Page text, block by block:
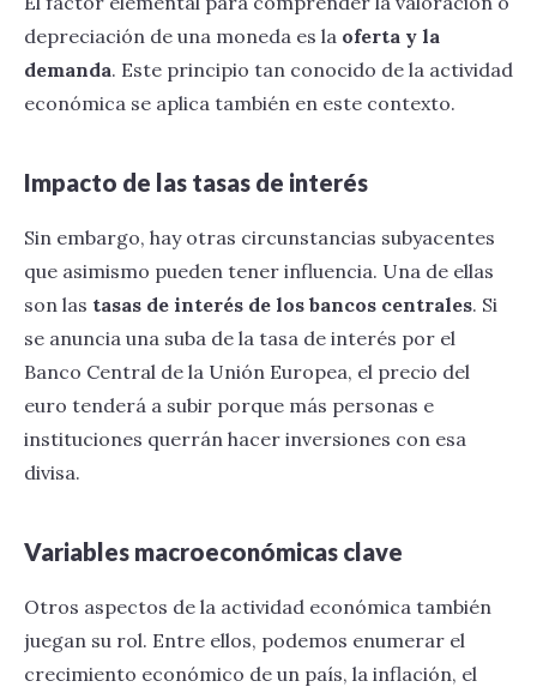
depreciación de una moneda es la oferta y la
demanda. Este principio tan conocido de la actividad
económica se aplica también en este contexto.
Impacto de las tasas de interés
Sin embargo, hay otras circunstancias subyacentes
que asimismo pueden tener influencia. Una de ellas
son las tasas de interés de los bancos centrales. Si
se anuncia una suba de la tasa de interés por el
Banco Central de la Unión Europea, el precio del
euro tenderá a subir porque más personas e
instituciones querrán hacer inversiones con esa
divisa.
Variables macroeconómicas clave
Otros aspectos de la actividad económica también
juegan su rol. Entre ellos, podemos enumerar el
crecimiento económico de un país, la inflación, el